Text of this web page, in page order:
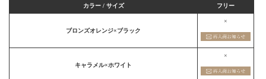
カラー / サイズ フリー
ブロンズオレンジ×ブラック
×
キャラメル×ホワイト
×